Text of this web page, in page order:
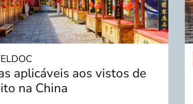
aplicáveis aos vistos de
na China